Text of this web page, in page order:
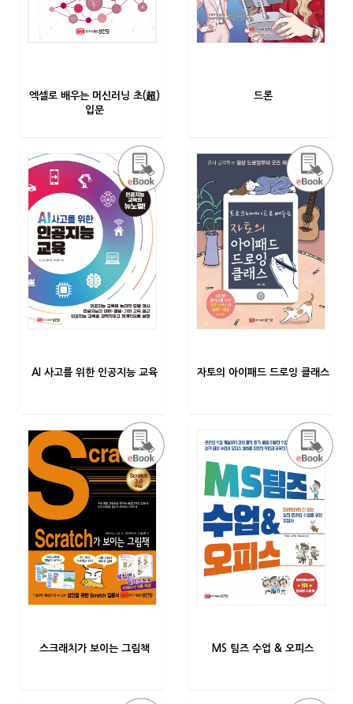
엑셀로 배우는 머신러닝 초(超)
입문
드론
AI 사고를 위한 인공지능 교육 자토의 아이패드 드로잉 클래스
스크래치가 보이는 그림책 MS 팀즈 수업 & 오피스